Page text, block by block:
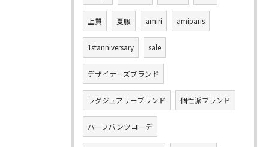
上質 夏服 amiri amiparis
1stanniversary sale
デザイナーズブランド
ラグジュアリーブランド 個性派ブランド
ハーフパンツコーデ